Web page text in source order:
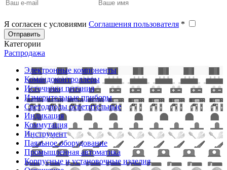
Я согласен с условиями Соглашения пользователя *
Отправить
Категории
Распродажа
Электронные компоненты
Командоконтроллеры
Источники питания
Измерительные приборы
Светодиоды осветительные
Индикация
Коммутация
Инструмент
Паяльное оборудование
Промышленная автоматика
Корпусные и установочные изделия